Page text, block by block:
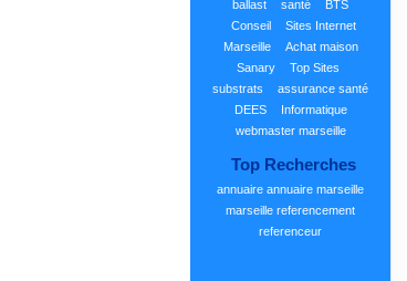
ballast
santé
BTS
Conseil
Sites Internet
Marseille
Achat maison
Sanary
Top Sites
substrats
assurance santé
DEES
Informatique
webmaster marseille
Top Recherches
annuaire annuaire marseille
marseille referencement
referenceur